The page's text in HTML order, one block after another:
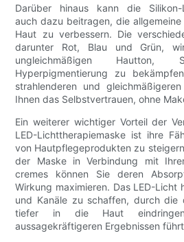
Darüber hinaus kann die Silikon-
auch dazu beitragen, die
Haut zu verbessern. Die
darunter Rot, Blau und Grün,
ungleichmäßigen Hautton,
Hyperpigmentierung zu
strahlenderen und
Ihnen das Selbstvertrauen, ohne
Ein weiterer wichtiger Vorteil der
LED-Lichttherapiemaske ist ihre
von Hautpflegeprodukten zu
der Maske in Verbindung mit
cremes können Sie deren
Wirkung maximieren. Das LED-Licht
und Kanäle zu schaffen, durch die
tiefer in die Haut
aussagekräftigeren Ergebnissen